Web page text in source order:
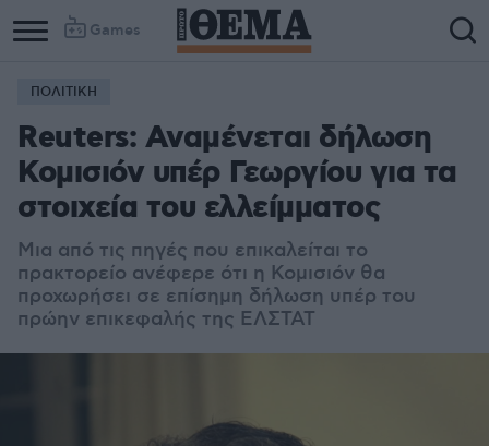
Games
ΠΟΛΙΤΙΚΗ
Reuters: Αναμένεται δήλωση
Κομισιόν υπέρ Γεωργίου για τα
στοιχεία του ελλείμματος
Μια από τις πηγές που επικαλείται το
πρακτορείο ανέφερε ότι η Κομισιόν θα
προχωρήσει σε επίσημη δήλωση υπέρ του
πρώην επικεφαλής της ΕΛΣΤΑΤ